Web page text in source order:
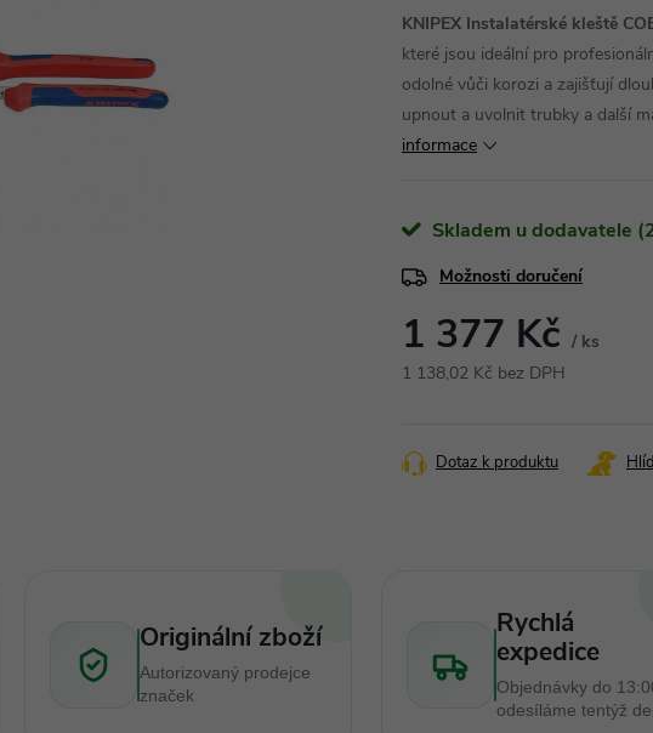
KNIPEX Instalatérské kleště
které jsou ideální pro
odolné vůči korozi a zajišťují
upnout a uvolnit trubky a další
informace
Skladem u dodavatele
Možnosti doručení
1 377 Kč / ks
1 138,02 Kč bez DPH
Dotaz k produktu
Originální zboží
Autorizovaný prodejce
značek
Rychlá
expedice
Objednávky do
odesíláme tentýž